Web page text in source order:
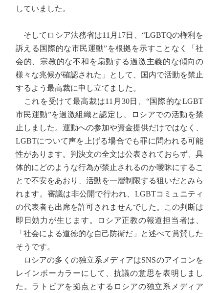
していました。
そしてロシア法務省は11月17日、“LGBTQの権利を
訴える国際的な市民運動”を根拠を示すことなく「社
会的、宗教的な不和を扇動する過激主義的な傾向の
様々な兆候が確認された」として、国内で活動を禁止
するよう最高裁に申し立てました。
これを受けて最高裁は11月30日、“国際的なLGBT
市民運動”を過激組織と認定し、ロシアでの活動を禁
止しました。運動への参加や資金提供だけではなく、
LGBTについて声を上げる場合でも罪に問われる可能
性があります。判決文の全文は公表されておらず、具
体的にどのような行為が禁止されるのか曖昧にするこ
とで不安をあおり、活動を一層制限する狙いだとみら
れます。審議は非公開で行われ、LGBTコミュニティ
の代表者も出席を許可されませんでした。この判断は
即日効力が生じます。ロシア正教の報道担当者は、
「社会による道徳的な自己防衛だ」と述べて賞賛した
そうです。
ロシアの多くの独立系メディアはSNSのアイコンを
レインボーカラーにして、抗議の意思を表明しまし
た。ラトビアを拠点とするロシアの独立系メディア